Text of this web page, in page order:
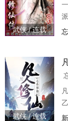
武侠 / 连载
武侠 / 连载